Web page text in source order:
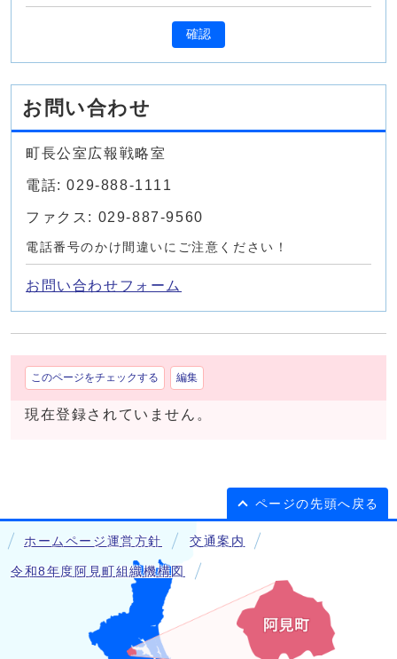
確認
お問い合わせ
町長公室広報戦略室
電話: 029-888-1111
ファクス: 029-887-9560
電話番号のかけ間違いにご注意ください！
お問い合わせフォーム
このページをチェックする 編集
現在登録されていません。
ページの先頭へ戻る
ホームページ運営方針 交通案内
令和8年度阿見町組織機構図